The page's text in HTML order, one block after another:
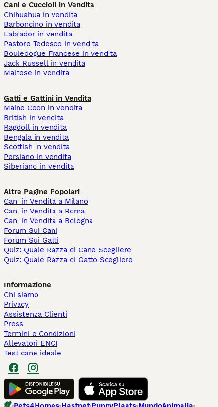
Cani e Cuccioli in Vendita
Chihuahua in vendita
Barboncino in vendita
Labrador in vendita
Pastore Tedesco in vendita
Bouledogue Francese in vendita
Jack Russell in vendita
Maltese in vendita
Gatti e Gattini in Vendita
Maine Coon in vendita
British in vendita
Ragdoll in vendita
Bengala in vendita
Scottish in vendita
Persiano in vendita
Siberiano in vendita
Altre Pagine Popolari
Cani in Vendita a Milano
Cani in Vendita a Roma
Cani in Vendita a Bologna
Forum Sui Cani
Forum Sui Gatti
Quiz: Quale Razza di Cane Scegliere
Quiz: Quale Razza di Gatto Scegliere
Informazione
Chi siamo
Privacy
Assistenza Clienti
Press
Termini e Condizioni
Allevatori ENCI
Test cane ideale